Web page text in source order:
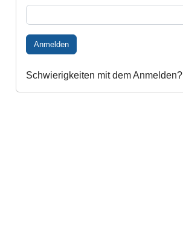
Anmelden
Schwierigkeiten mit dem Anmelden?